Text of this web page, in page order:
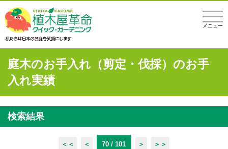
メニュー
庭木のお手入れ（剪定・伐採）のお手
入れ実績
検索結果
＜＜ ＜ 70 / 101 ＞ ＞＞